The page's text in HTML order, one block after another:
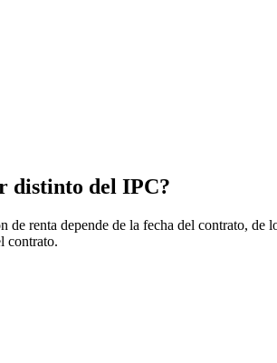
distinto del IPC?
renta depende de la fecha del contrato,
contrato.